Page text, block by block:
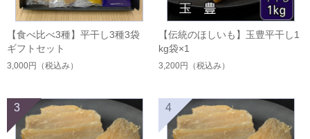
【食べ比べ3種】平干し3種3袋
ギフトセット
3,000円 （税込み）
【伝統のほしいも】玉豊平干し1
kg袋×1
3,200円 （税込み）
3 4